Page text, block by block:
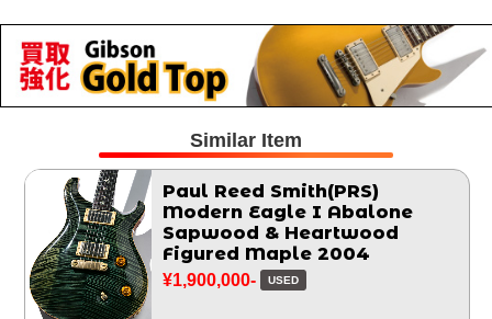
Similar Item
Paul Reed Smith(PRS)
Modern Eagle I Abalone
Sapwood & Heartwood
Figured Maple 2004
¥1,900,000- USED